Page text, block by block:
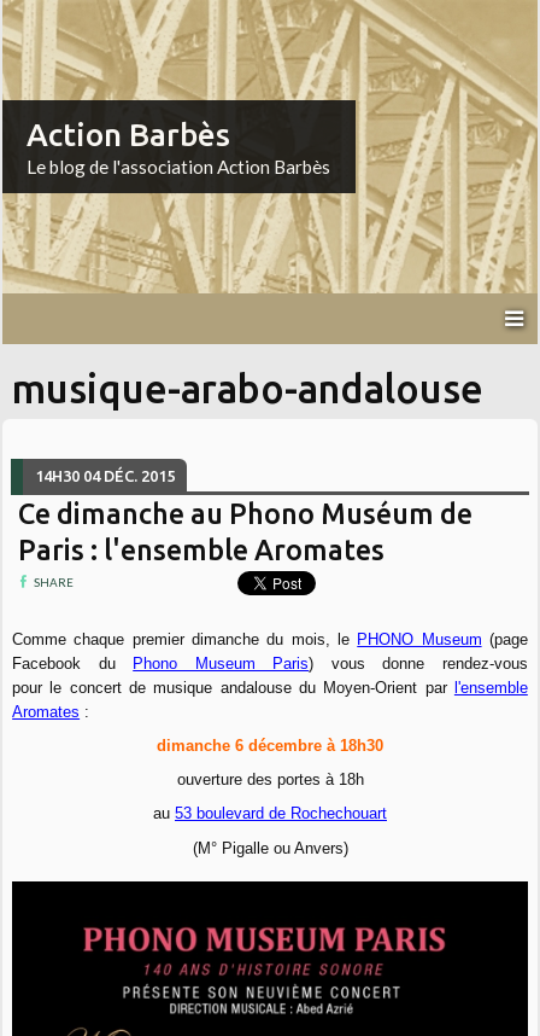
Action Barbès
Le blog de l'association Action Barbès
musique-arabo-andalouse
14H30 04 DÉC. 2015
Ce dimanche au Phono Muséum de
Paris : l'ensemble Aromates
SHARE
Comme chaque premier dimanche du mois, le PHONO Museum (page
Facebook du
Phono Museum Paris) vous donne rendez-vous
pour le concert de musique andalouse du Moyen-Orient par l'ensemble
Aromates :
dimanche 6 décembre à 18h30
ouverture des portes à 18h
au 53 boulevard de Rochechouart
(M° Pigalle ou Anvers)